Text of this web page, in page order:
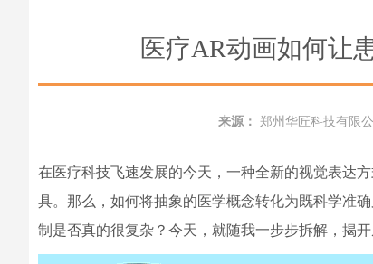
医疗AR动画如何让
来源： 郑州华匠科技有限公
在医疗科技飞速发展的今天，一种全新的视觉表达
具。那么，如何将抽象的医学概念转化为既科学准
制是否真的很复杂？今天，就随我一步步拆解，揭